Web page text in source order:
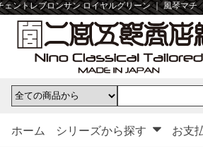
ェントレブロンサン ロイヤルグリーン ｜ 風琴マチ
ホーム シリーズから探す お支